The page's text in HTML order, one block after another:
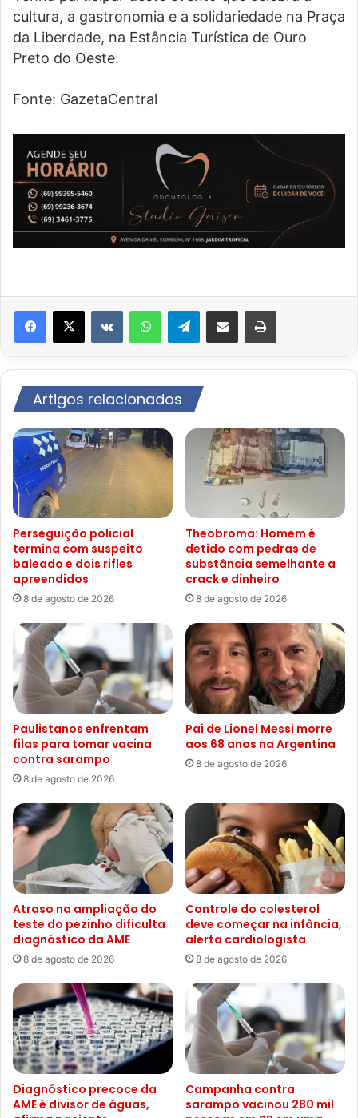
cultura, a gastronomia e a solidariedade na Praça
da Liberdade, na Estância Turística de Ouro
Preto do Oeste.
Fonte: GazetaCentral
VK WhatsAppTelegramCompartilhar via e-mail Imprimir
Artigos relacionados
Perseguição policial
termina com suspeito
baleado e dois rifles
apreendidos
8 de agosto de 2026
Theobroma: Homem é
detido com pedras de
substância semelhante a
crack e dinheiro
8 de agosto de 2026
Paulistanos enfrentam
filas para tomar vacina
contra sarampo
8 de agosto de 2026
Pai de Lionel Messi morre
aos 68 anos na Argentina
8 de agosto de 2026
Atraso na ampliação do
teste do pezinho dificulta
diagnóstico da AME
8 de agosto de 2026
Controle do colesterol
deve começar na infância,
alerta cardiologista
8 de agosto de 2026
Diagnóstico precoce da
AME é divisor de águas,
Campanha contra
sarampo vacinou 280 mil